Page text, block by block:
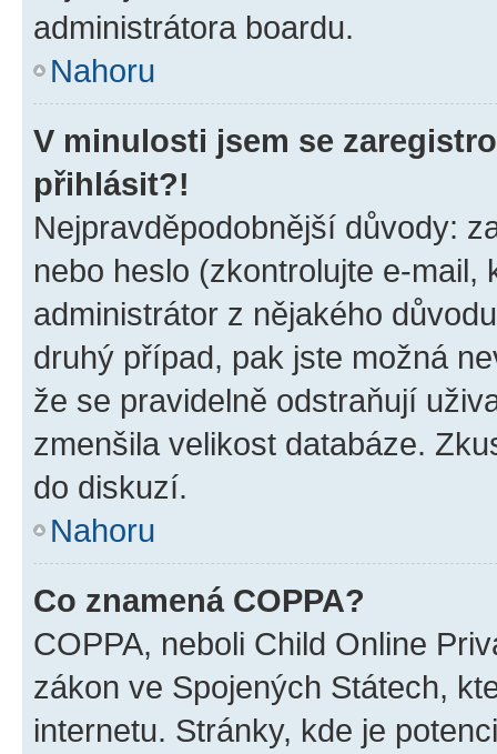
administrátora boardu.
Nahoru
V minulosti jsem se
přihlásit?!
Nejpravděpodobnější důvody:
nebo heslo (zkontrolujte e-
administrátor z nějakého
druhý případ, pak jste možná
že se pravidelně odstraňují
zmenšila velikost databáze.
do diskuzí.
Nahoru
Co znamená COPPA?
COPPA, neboli Child Online
zákon ve Spojených Státech,
internetu. Stránky, kde je